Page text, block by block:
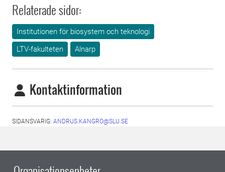
Relaterade sidor:
Institutionen för biosystem och teknologi
LTV-fakulteten
Alnarp
Kontaktinformation
SIDANSVARIG: ANDRUS.KANGRO@SLU.SE